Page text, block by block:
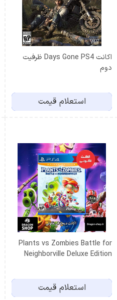
اکانت Days Gone PS4 ظرفیت
دوم
استعلام قیمت
Plants vs Zombies Battle for
Neighborville Deluxe Edition
استعلام قیمت